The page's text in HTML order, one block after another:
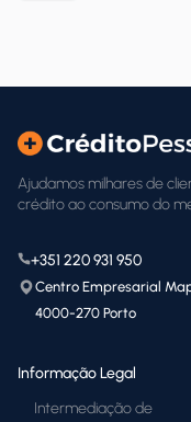
Ajudamos milhares de
crédito ao consumo do
+351 220 931 950
Centro Empresarial
4000-270 Porto
Informação Legal
Intermediação de